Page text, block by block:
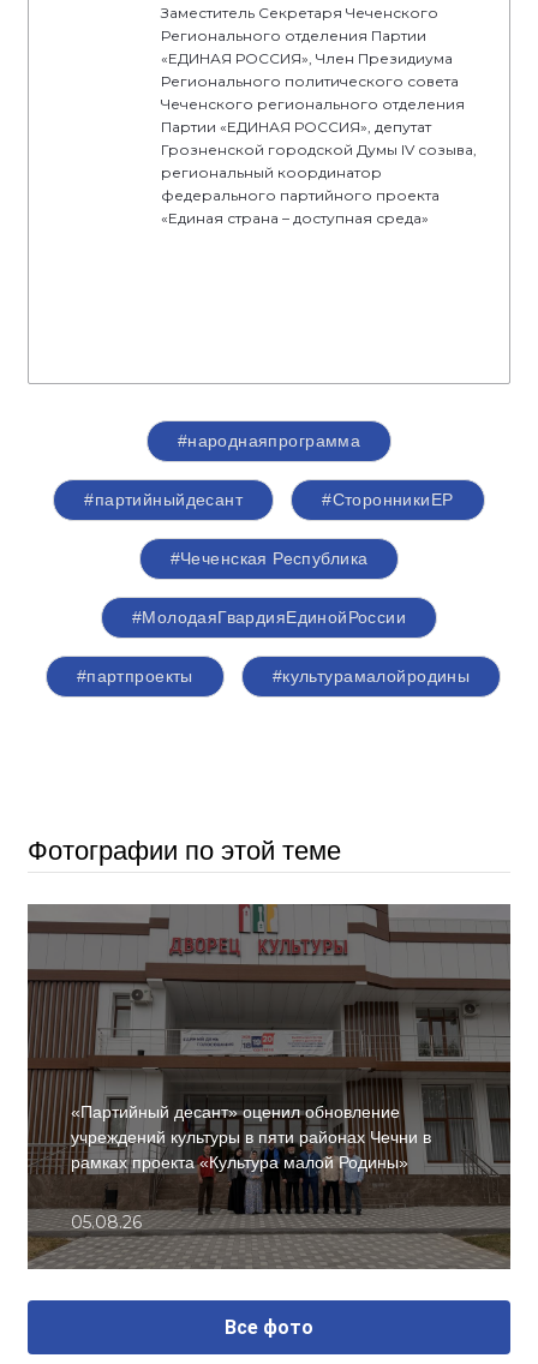
Заместитель Секретаря Чеченского
Регионального отделения Партии
«ЕДИНАЯ РОССИЯ», Член Президиума
Регионального политического совета
Чеченского регионального отделения
Партии «ЕДИНАЯ РОССИЯ», депутат
Грозненской городской Думы IV созыва,
региональный координатор
федерального партийного проекта
«Единая страна – доступная среда»
#народнаяпрограмма
#партийныйдесант #СторонникиЕР
#Чеченская Республика
#МолодаяГвардияЕдинойРоссии
#партпроекты #культурамалойродины
Фотографии по этой теме
«Партийный десант» оценил обновление
учреждений культуры в пяти районах Чечни в
рамках проекта «Культура малой Родины»
05.08.26
Все фото